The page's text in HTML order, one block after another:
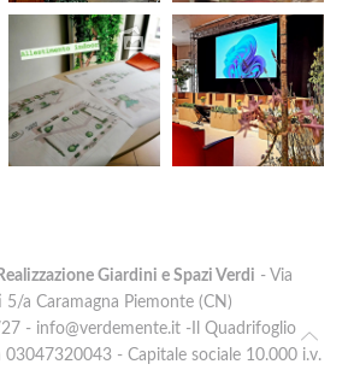
Giardini e Spazi Verdi - Via
5/a Caramagna Piemonte (CN)
- info@verdemente.it-Il Quadrifoglio
03047320043 - Capitale sociale 10.000 i.v.